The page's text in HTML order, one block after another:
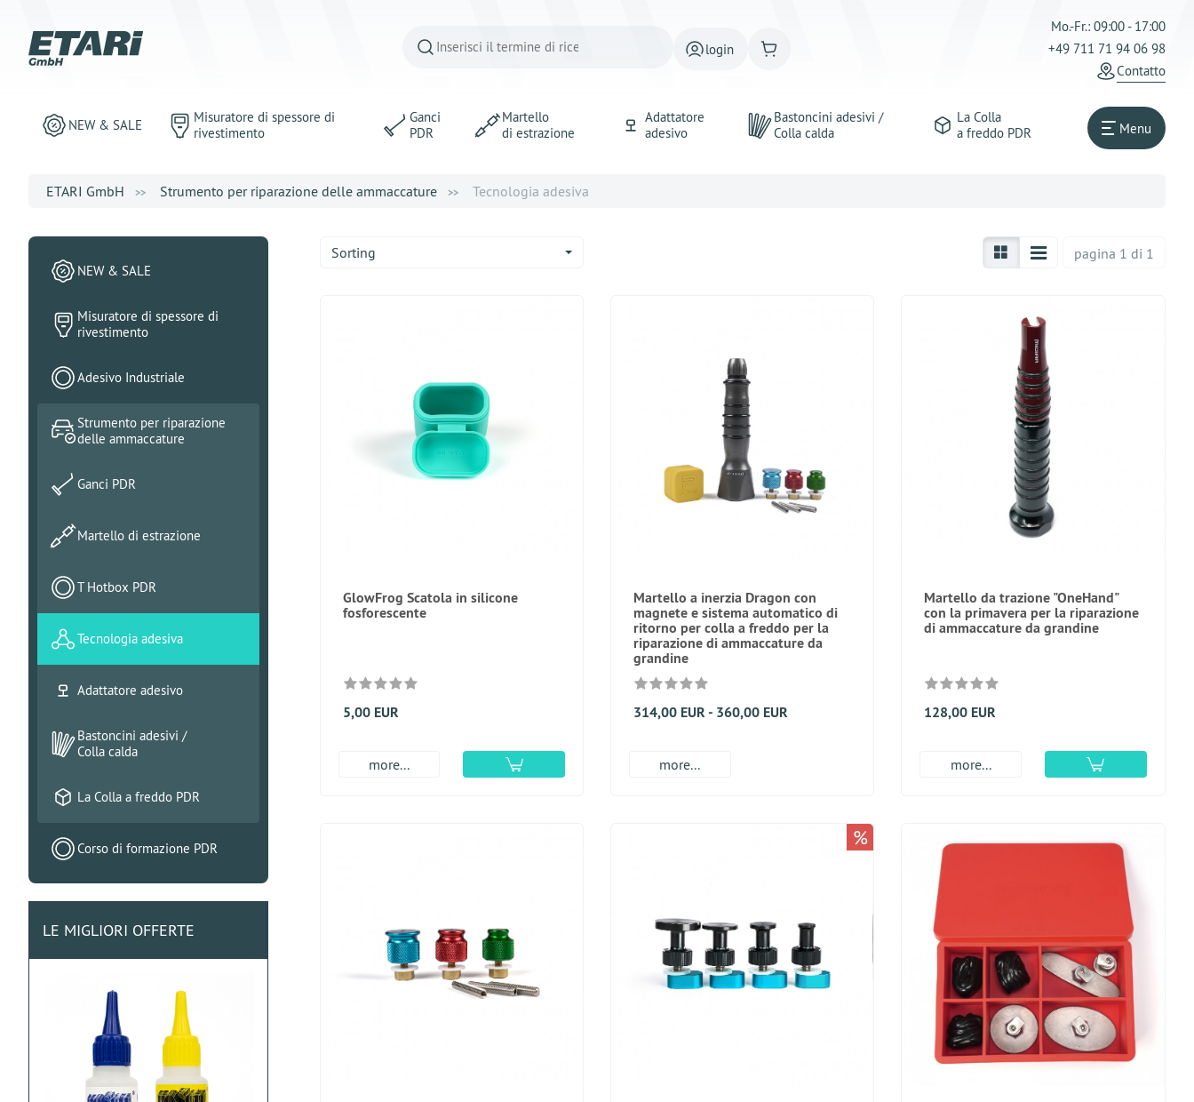
login
Mo.-Fr.: 09:00 - 17:00
+49 711 71 94 06 98
Сontatto
NEW & SALE
Misuratore di spessore di
rivestimento
Ganci
PDR
Martello
di estrazione
Adattatore
adesivo
Bastoncini adesivi /
Colla calda
La Colla
a freddo PDR
Menu
ETARI GmbH Strumento per riparazione delle ammaccature Tecnologia adesiva
Sorting pagina 1 di 1
GlowFrog Scatola in silicone
fosforescente
5,00 EUR
more...
Martello a inerzia Dragon con
magnete e sistema automatico di
ritorno per colla a freddo per la
riparazione di ammaccature da
grandine
314,00 EUR - 360,00 EUR
more...
Martello da trazione "OneHand"
con la primavera per la riparazione
di ammaccature da grandine
128,00 EUR
more...
%
NEW & SALE
Misuratore di spessore di
rivestimento
Adesivo Industriale
Strumento per riparazione
delle ammaccature
Ganci PDR
Martello di estrazione
T Hotbox PDR
Tecnologia adesiva
Adattatore adesivo
Bastoncini adesivi /
Colla calda
La Colla a freddo PDR
Corso di formazione PDR
LE MIGLIORI OFFERTE